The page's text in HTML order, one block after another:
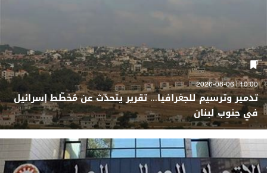
10:00 | 2026-08-06
تدمير وترسيم للجغرافيا... تقرير يتحدّث عن مُخطّط إسرائيل
في جنوب لبنان